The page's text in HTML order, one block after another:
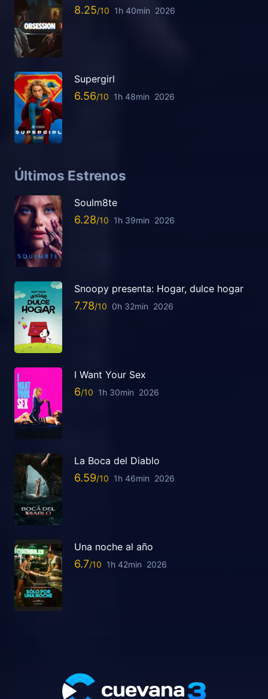
8.25 1h 40min 2026
Supergirl
6.56 1h 48min 2026
Últimos Estrenos
Soulm8te
6.28 1h 39min 2026
Snoopy presenta: Hogar, dulce hogar
7.78 0h 32min 2026
I Want Your Sex
6 1h 30min 2026
La Boca del Diablo
6.59 1h 46min 2026
Una noche al año
6.7 1h 42min 2026